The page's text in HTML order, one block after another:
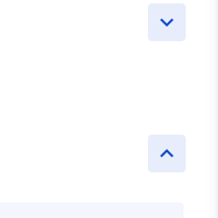
keyboard_arrow_down
keyboard_arrow_up